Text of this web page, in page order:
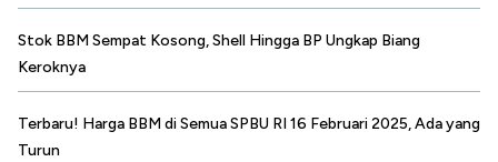
Stok BBM Sempat Kosong, Shell Hingga BP Ungkap Biang
Keroknya
Terbaru! Harga BBM di Semua SPBU RI 16 Februari 2025, Ada yang
Turun